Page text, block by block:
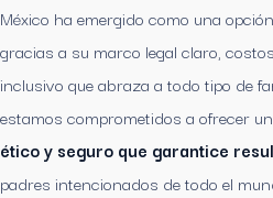
México ha emergido como una
gracias a su marco legal claro,
inclusivo que abraza a todo tipo de
estamos comprometidos a ofrecer un
ético y seguro que garantice
padres intencionados de todo el